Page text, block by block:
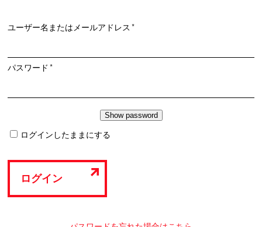
ユーザー名またはメールアドレス*必
パスワード*必
ログインしたままにする
ログイン